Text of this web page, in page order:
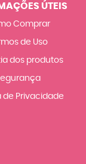
ÚTEIS
Comprar
de Uso
dos produtos
de Privacidade